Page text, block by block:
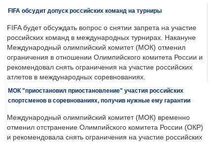
FIFA обсудит допуск российских команд на турниры
FIFA будет обсуждать вопрос о снятии запрета на участие
российских команд в международных турнирах. Накануне
Международный олимпийский комитет (МОК) отменил
ограничения в отношении Олимпийского комитета России и
рекомендовал снять ограничения на участие российских
атлетов в международных соревнованиях.
МОК "приостановил приостановление" участия российских
спортсменов в соревнованиях, получив нужные ему гарантии
Международный олимпийский комитет (МОК) временно
отменил отстранение Олимпийского комитета России (ОКР)
и рекомендовала снять ограничения на участие российских